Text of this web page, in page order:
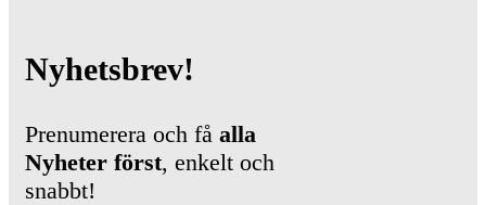
Nyhetsbrev!
Prenumerera och få alla
Nyheter först, enkelt och
snabbt!